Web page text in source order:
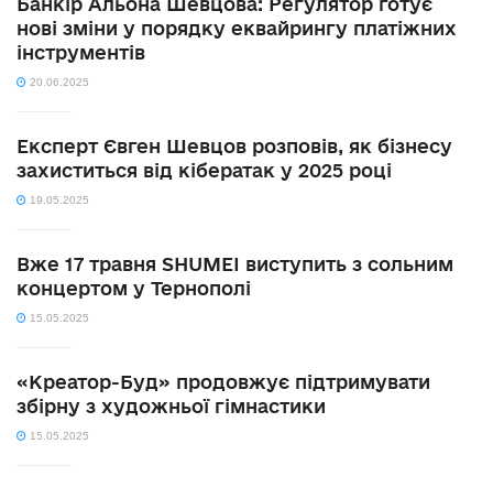
нові зміни у порядку еквайрингу платіжних
інструментів
20.06.2025
Експерт Євген Шевцов розповів, як бізнесу
захиститься від кібератак у 2025 році
19.05.2025
Вже 17 травня SHUMEI виступить з сольним
концертом у Тернополі
15.05.2025
«Креатор-Буд» продовжує підтримувати
збірну з художньої гімнастики
15.05.2025